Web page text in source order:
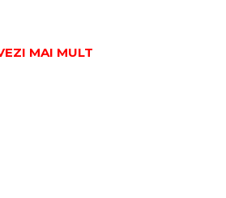
MAI MULT